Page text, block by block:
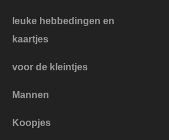
leuke hebbedingen en
kaartjes
voor de kleintjes
Mannen
Koopjes